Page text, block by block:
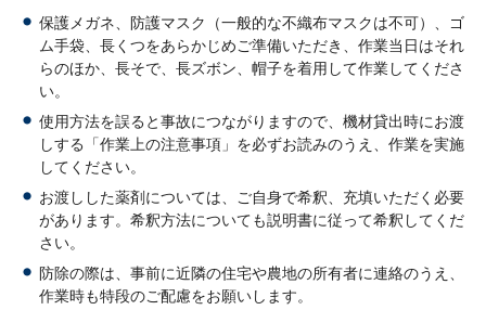
保護メガネ、防護マスク（一般的な不織布マスクは不可）、ゴ
ム手袋、長くつをあらかじめご準備いただき、作業当日はそれ
らのほか、長そで、長ズボン、帽子を着用して作業してくださ
い。
使用方法を誤ると事故につながりますので、機材貸出時にお渡
しする「作業上の注意事項」を必ずお読みのうえ、作業を実施
してください。
お渡しした薬剤については、ご自身で希釈、充填いただく必要
があります。希釈方法についても説明書に従って希釈してくだ
さい。
防除の際は、事前に近隣の住宅や農地の所有者に連絡のうえ、
作業時も特段のご配慮をお願いします。